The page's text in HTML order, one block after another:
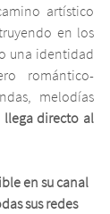
artístico
en los
una identidad
romántico-
melodías
llega directo al
en su canal
sus redes